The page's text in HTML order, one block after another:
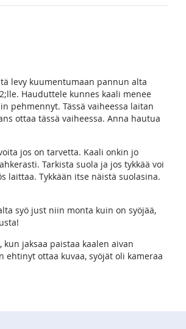
levy kuumentumaan pannun alta
Hauduttele kunnes kaali menee
pehmennyt. Tässä vaiheessa laitan
ottaa tässä vaiheessa. Anna hautua
jos on tarvetta. Kaali onkin jo
Tarkista suola ja jos tykkää voi
laittaa. Tykkään itse näistä suolasina.
syö just niin monta kuin on syöjää,
jaksaa paistaa kaalen aivan
ehtinyt ottaa kuvaa, syöjät oli kameraa